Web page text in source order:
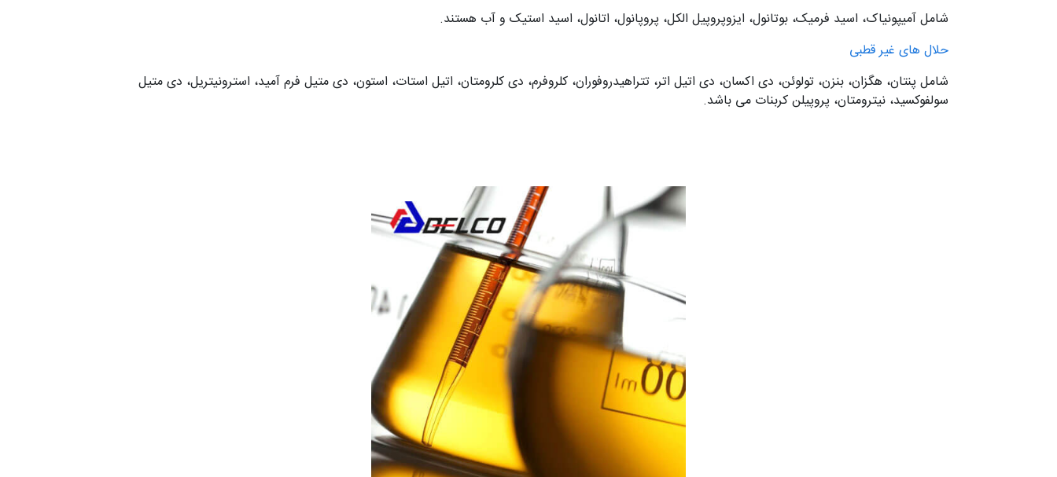
شامل آمیپونیاک، اسید فرمیک، بوتانول، ایزوپروپیل الکل، پروپانول، اتانول، اسید استیک و آب هستند.
حلال های غیر قطبی
شامل پنتان، هگزان، بنزن، تولوئن، دی اکسان، دی اتیل اتر، تتراهیدروفوران، کلروفرم، دی کلرومتان، اتیل استات، استون، دی متیل فرم آمید، استرونیتریل، دی متیل
سولفوکسید، نیترومتان، پروپیلن کربنات می باشد.